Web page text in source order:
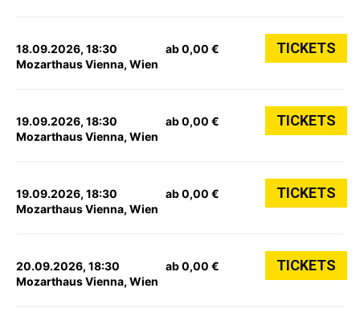
18.09.2026, 18:30
Mozarthaus Vienna, Wien
ab 0,00 € TICKETS
19.09.2026, 18:30
Mozarthaus Vienna, Wien
ab 0,00 € TICKETS
19.09.2026, 18:30
Mozarthaus Vienna, Wien
ab 0,00 € TICKETS
20.09.2026, 18:30
Mozarthaus Vienna, Wien
ab 0,00 € TICKETS